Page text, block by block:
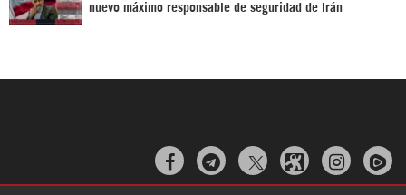
nuevo máximo responsable de seguridad de Irán
  